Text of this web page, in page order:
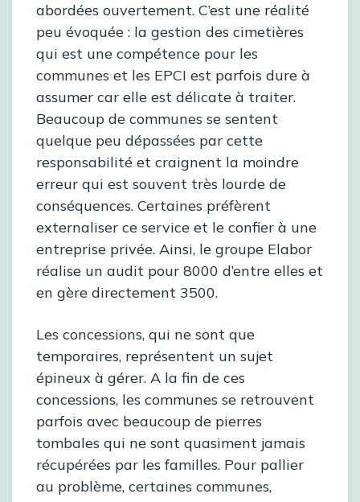
abordées ouvertement. C’est une réalité
peu évoquée : la gestion des cimetières
qui est une compétence pour les
communes et les EPCI est parfois dure à
assumer car elle est délicate à traiter.
Beaucoup de communes se sentent
quelque peu dépassées par cette
responsabilité et craignent la moindre
erreur qui est souvent très lourde de
conséquences. Certaines préfèrent
externaliser ce service et le confier à une
entreprise privée. Ainsi, le groupe Elabor
réalise un audit pour 8000 d’entre elles et
en gère directement 3500.
Les concessions, qui ne sont que
temporaires, représentent un sujet
épineux à gérer. A la fin de ces
concessions, les communes se retrouvent
parfois avec beaucoup de pierres
tombales qui ne sont quasiment jamais
récupérées par les familles. Pour pallier
au problème, certaines communes,